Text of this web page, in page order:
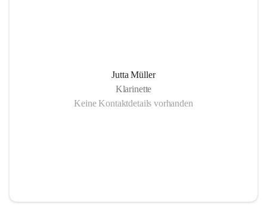
Jutta Müller
Klarinette
Keine Kontaktdetails vorhanden